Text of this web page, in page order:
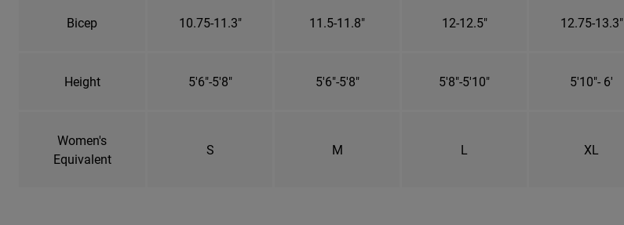
Bicep 10.75-11.3" 11.5-11.8" 12-12.5" 12.75-13.3"
Height 5'6"-5'8" 5'6"-5'8" 5'8"-5'10" 5'10"- 6'
Women's
Equivalent
S M L XL